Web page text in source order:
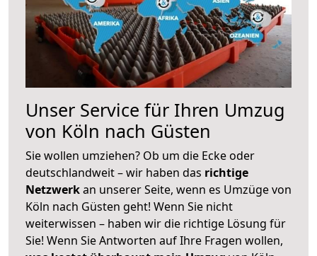
Unser Service für Ihren Umzug
von Köln nach Güsten
Sie wollen umziehen? Ob um die Ecke oder
deutschlandweit – wir haben das richtige
Netzwerkan unserer Seite, wenn es Umzüge von
Köln nach Güsten geht! Wenn Sie nicht
weiterwissen – haben wir die richtige Lösung für
Sie! Wenn Sie Antworten auf Ihre Fragen wollen,